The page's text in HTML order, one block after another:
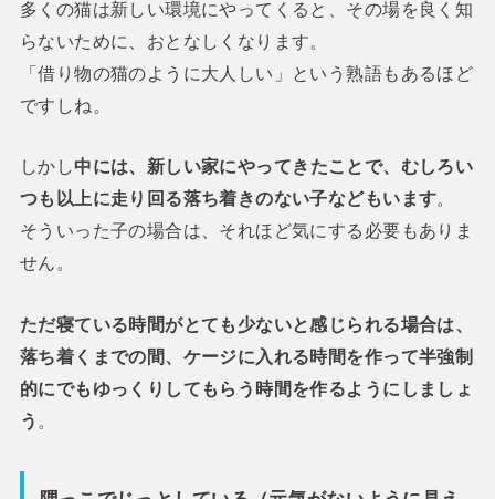
多くの猫は新しい環境にやってくると、その場を良く知
らないために、おとなしくなります。
「借り物の猫のように大人しい」という熟語もあるほど
ですしね。
しかし中には、新しい家にやってきたことで、むしろい
つも以上に走り回る落ち着きのない子などもいます。
そういった子の場合は、それほど気にする必要もありま
せん。
ただ寝ている時間がとても少ないと感じられる場合は、
落ち着くまでの間、ケージに入れる時間を作って半強制
的にでもゆっくりしてもらう時間を作るようにしましょ
う 。